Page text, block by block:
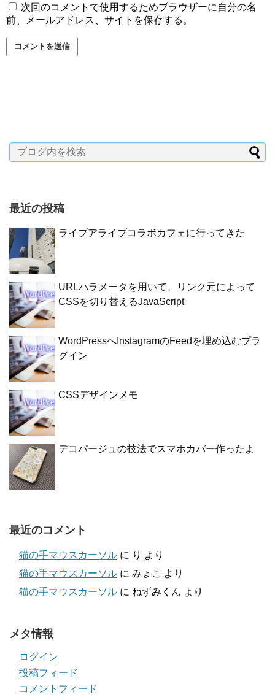
次回のコメントで使用するためブラウザーに自分の名
前、メールアドレス、サイトを保存する。
最近の投稿
ライブアライブコラボカフェに行ってきた
URLパラメータを用いて、リンク元によって
CSSを切り替えるJavaScript
WordPressへInstagramのFeedを埋め込むプラ
グイン
CSSデザインメモ
デコパージュの技法でスマホカバー作ったよ
最近のコメント
猫の手マウスカーソル に り より
猫の手マウスカーソル に みょこ より
猫の手マウスカーソル に ねずみくん より
メタ情報
ログイン
投稿フィード
コメントフィード